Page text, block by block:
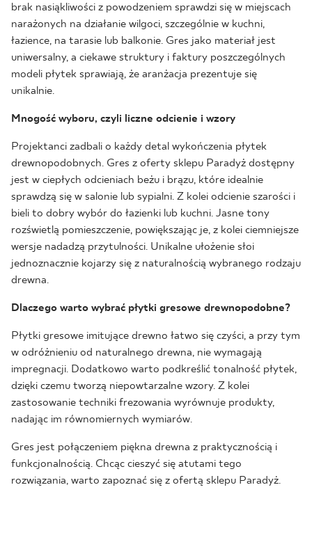
brak nasiąkliwości z powodzeniem sprawdzi się w miejscach
narażonych na działanie wilgoci, szczególnie w kuchni,
łazience, na tarasie lub balkonie. Gres jako materiał jest
uniwersalny, a ciekawe struktury i faktury poszczególnych
modeli płytek sprawiają, że aranżacja prezentuje się
unikalnie.
Mnogość wyboru, czyli liczne odcienie i wzory
Projektanci zadbali o każdy detal wykończenia płytek
drewnopodobnych. Gres z oferty sklepu Paradyż dostępny
jest w ciepłych odcieniach beżu i brązu, które idealnie
sprawdzą się w salonie lub sypialni. Z kolei odcienie szarości i
bieli to dobry wybór do łazienki lub kuchni. Jasne tony
rozświetlą pomieszczenie, powiększając je, z kolei ciemniejsze
wersje nadadzą przytulności. Unikalne ułożenie słoi
jednoznacznie kojarzy się z naturalnością wybranego rodzaju
drewna.
Dlaczego warto wybrać płytki gresowe drewnopodobne?
Płytki gresowe imitujące drewno łatwo się czyści, a przy tym
w odróżnieniu od naturalnego drewna, nie wymagają
impregnacji. Dodatkowo warto podkreślić tonalność płytek,
dzięki czemu tworzą niepowtarzalne wzory. Z kolei
zastosowanie techniki frezowania wyrównuje produkty,
nadając im równomiernych wymiarów.
Gres jest połączeniem piękna drewna z praktycznością i
funkcjonalnością. Chcąc cieszyć się atutami tego
rozwiązania, warto zapoznać się z ofertą sklepu Paradyż.